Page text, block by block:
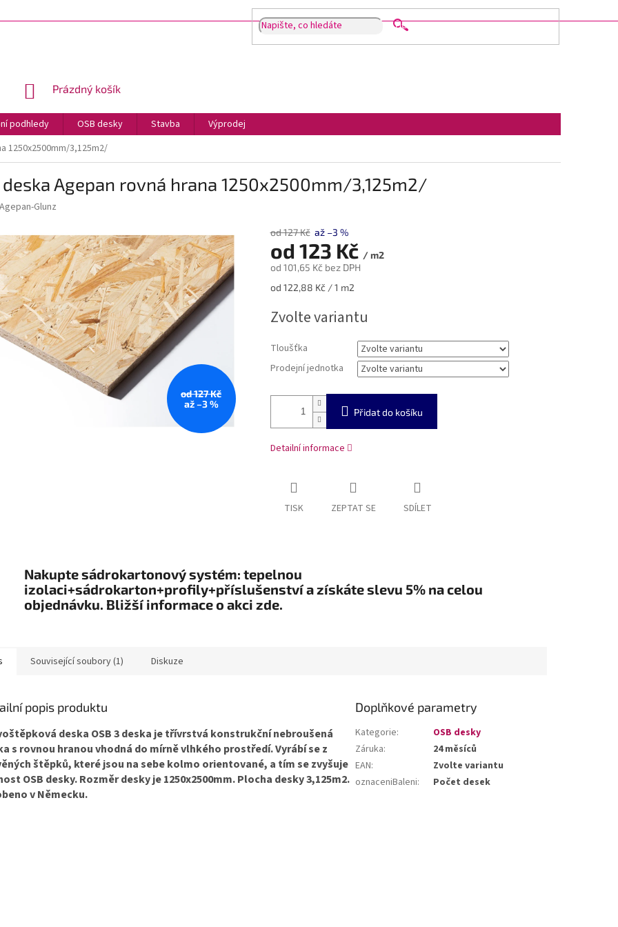
HLEDAT
NÁKUPNÍ
Prázdný košík
podhledy OSB desky Stavba
Výprodej
1250x2500mm/3,125m2/
deska Agepan rovná hrana 1250x2500mm/3,125m2/
Agepan-Glunz
od 127 Kč
až –3 %
od 127 Kč až –3 %
od 123 Kč / m2
od 101,65 Kčbez DPH
Měrná
od 122,88 Kč / 1 m2
Zvolte variantu
Tloušťka
Prodejní jednotka
Přidat do košíku
Detailní informace
TISK ZEPTAT SE SDÍLET
Nakupte sádrokartonový systém: tepelnou
izolaci+sádrokarton+profily+příslušenství a získáte slevu 5% na celou
objednávku. Bližší informace o akci zde.
Související soubory (1) Diskuze
popis produktu
deska OSB 3 deska je třívrstvá konstrukční nebroušená
s rovnou hranou vhodná do mírně vlhkého prostředí. Vyrábí se z
štěpků, které jsou na sebe kolmo orientované, a tím se zvyšuje
OSB desky. Rozměr desky je 1250x2500mm. Plocha desky 3,125m2.
v Německu.
Doplňkové parametry
Kategorie:
OSB desky
Záruka:
24 měsíců
EAN:
Zvolte variantu
oznaceniBaleni: Počet desek